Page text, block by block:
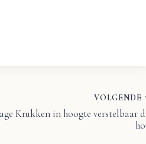
VOLGENDE
Krukken in hoogte verstelbaar